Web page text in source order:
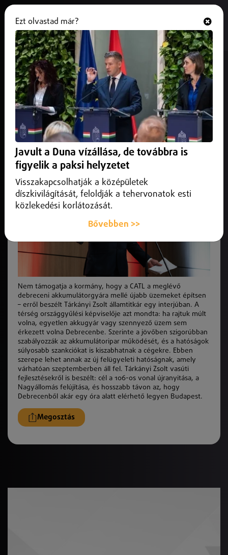
Nem támogatja a kormány a
debreceni CATL-gyár további
bővítését
2026. június 01.Debrecen
Ebben szerepe lehet annak az új felügyeleti hatóságnak,
amely várhatóan szeptemberben áll fel.
Nem támogatja a kormány, hogy a CATL a meglévő
debreceni akkumulátorgyára mellé újabb üzemeket építsen
– erről beszélt Tárkányi Zsolt államtitkár egy interjúban. A
térség országgyűlési képviselője azt mondta: ha rajtuk múlt
volna, egyetlen akkugyár vagy szennyező üzem sem
érkezett volna Debrecenbe. Szerinte a jövőben szigorúbban
szabályozzák az akkumulátoripar mű ködését, és a hatóságok
súlyosabb szankciókat is kiszabhatnak a cégekre. Ebben
szerepe lehet annak az új felügyeleti hatóságnak, amely
várhatóan szeptemberben áll fel. Tárkányi Zsolt vasúti
fejlesztésekről is beszélt: cél a 106-os vonal újranyitása, a
Nagyállomás felújítása, és hosszabb távon az, hogy
Debrecenből akár egy óra alatt elérhető legyen Budapest.
Megosztás
Ezt olvastad már?
Javult a Duna vízállása, de továbbra is
figyelik a paksi helyzetet
Visszakapcsolhatják a középületek
díszkivilágítását, feloldják a tehervonatok esti
közlekedési korlátozását.
Bővebben >>